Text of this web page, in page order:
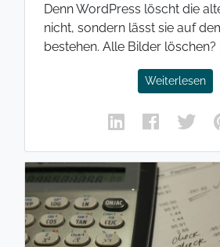
Denn WordPress löscht die
nicht, sondern lässt sie auf
bestehen. Alle Bilder löschen?
Weiterlesen